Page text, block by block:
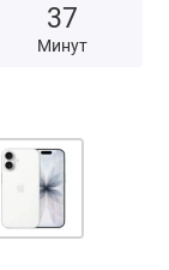
37
Минут